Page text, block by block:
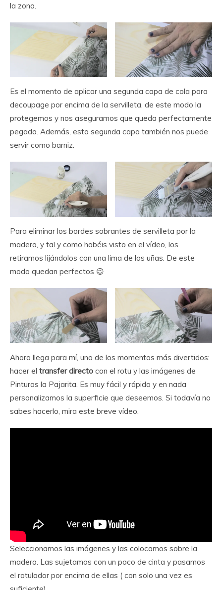
la zona.
Es el momento de aplicar una segunda capa de cola para
decoupage por encima de la servilleta, de este modo la
protegemos y nos aseguramos que queda perfectamente
pegada. Además, esta segunda capa también nos puede
servir como barniz.
Para eliminar los bordes sobrantes de servilleta por la
madera, y tal y como habéis visto en el vídeo, los
retiramos lijándolos con una lima de las uñas. De este
modo quedan perfectos 😉
Ahora llega para mí, uno de los momentos más divertidos:
hacer el transfer directo con el rotu y las imágenes de
Pinturas la Pajarita. Es muy fácil y rápido y en nada
personalizamos la superficie que deseemos. Si todavía no
sabes hacerlo, mira este breve vídeo.
Seleccionamos las imágenes y las colocamos sobre la
madera. Las sujetamos con un poco de cinta y pasamos
el rotulador por encima de ellas ( con solo una vez es